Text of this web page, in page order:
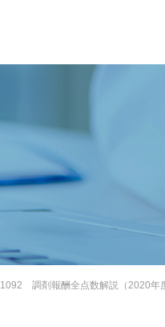
1092 調剤報酬全点数解説（2020年